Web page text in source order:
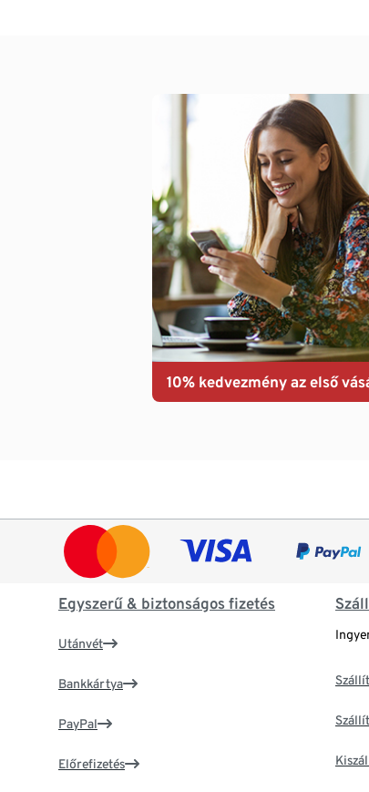
10% kedvezmény az első
Egyszerű & biztonságos fizetés
Utánvét
Bankkártya
PayPal
Előrefizetés